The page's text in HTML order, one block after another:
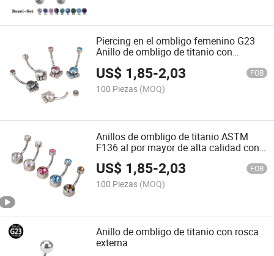
Piercing en el ombligo femenino G23
Anillo de ombligo de titanio con
US$ 1,85-2,03 FOB
100 Piezas (MOQ)
Anillos de ombligo de titanio ASTM
F136 al por mayor de alta calidad con
engaste de bisel de piedra de ópalo
14G para perforación de joyería
corporal
US$ 1,85-2,03 FOB
100 Piezas (MOQ)
Anillo de ombligo de titanio con rosca
externa